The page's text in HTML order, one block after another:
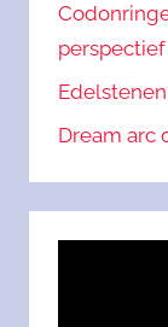
perspectief
Dream arc